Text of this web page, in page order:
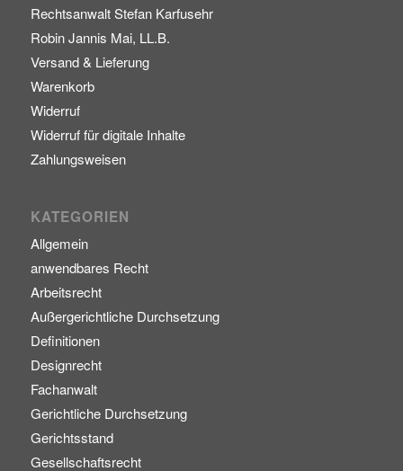
Rechtsanwalt Stefan Karfusehr
Robin Jannis Mai, LL.B.
Versand & Lieferung
Warenkorb
Widerruf
Widerruf für digitale Inhalte
Zahlungsweisen
KATEGORIEN
Allgemein
anwendbares Recht
Arbeitsrecht
Außergerichtliche Durchsetzung
Definitionen
Designrecht
Fachanwalt
Gerichtliche Durchsetzung
Gerichtsstand
Gesellschaftsrecht